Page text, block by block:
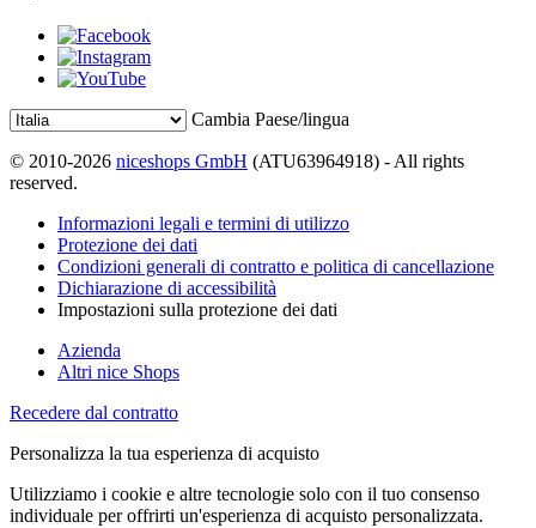
Cambia Paese/lingua
© 2010-2026 niceshops GmbH (ATU63964918) - All rights
reserved.
Informazioni legali e termini di utilizzo
Protezione dei dati
Condizioni generali di contratto e politica di cancellazione
Dichiarazione di accessibilità
Impostazioni sulla protezione dei dati
Azienda
Altri nice Shops
Recedere dal contratto
Personalizza la tua esperienza di acquisto
Utilizziamo i cookie e altre tecnologie solo con il tuo consenso
individuale per offrirti un'esperienza di acquisto personalizzata.